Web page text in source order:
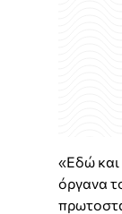
«Εδώ και
όργανα